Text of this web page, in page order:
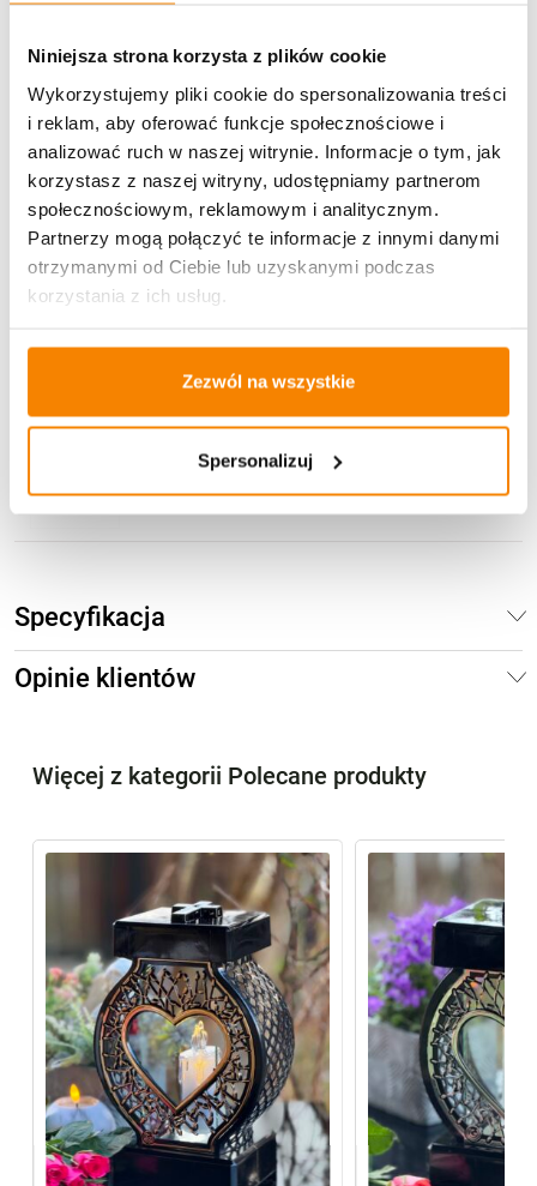
Niniejsza strona korzysta z plików cookie
Wykorzystujemy pliki cookie do spersonalizowania treści
i reklam, aby oferować funkcje społecznościowe i
analizować ruch w naszej witrynie. Informacje o tym, jak
korzystasz z naszej witryny, udostępniamy partnerom
społecznościowym, reklamowym i analitycznym.
Partnerzy mogą połączyć te informacje z innymi danymi
otrzymanymi od Ciebie lub uzyskanymi podczas
korzystania z ich usług.
Zezwól na wszystkie
Spersonalizuj
Potrzebujesz większą ilość? Zapraszamy do naszej
hurtowniiPrzejdź do hurtowni B2B
Metody płatności
Świeca Led Trio Candle Silver
Brak
Specyfikacja
Opinie klientów
Więcej z kategorii Polecane produkty